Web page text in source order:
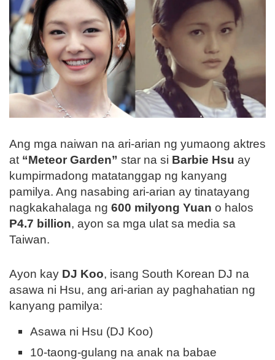
Ang mga naiwan na ari-arian ng yumaong aktres
at “Meteor Garden” star na si Barbie Hsu ay
kumpirmadong matatanggap ng kanyang
pamilya. Ang nasabing ari-arian ay tinatayang
nagkakahalaga ng 600 milyong Yuan o halos
P4.7 billion, ayon sa mga ulat sa media sa
Taiwan.
Ayon kay DJ Koo, isang South Korean DJ na
asawa ni Hsu, ang ari-arian ay paghahatian ng
kanyang pamilya:
Asawa ni Hsu (DJ Koo)
10-taong-gulang na anak na babae